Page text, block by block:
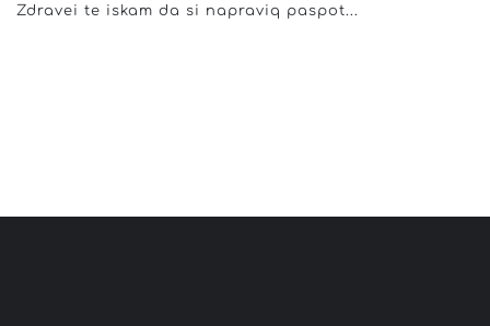
Zdravei te iskam da si napraviq paspot...